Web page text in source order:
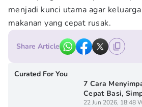
menjadi kunci utama agar
makanan yang cepat rusak.
Share Article
Curated For You
7 Cara
Cepat Basi,
22 Jun 2026, 18:48